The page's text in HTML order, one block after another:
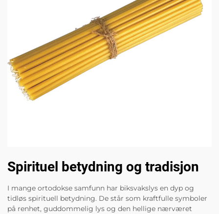
Spirituel betydning og tradisjon
I mange ortodokse samfunn har biksvakslys en dyp og
tidløs spirituell betydning. De står som kraftfulle symboler
på renhet, guddommelig lys og den hellige nærværet